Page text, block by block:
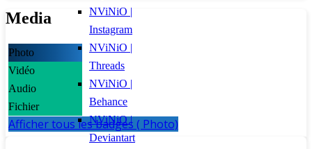
Media
Photo
Vidéo
Audio
Fichier
Afficher tous les badges ( Photo)
NViNiO |
Instagram
NViNiO |
Threads
NViNiO |
Behance
NViNiO |
Deviantart